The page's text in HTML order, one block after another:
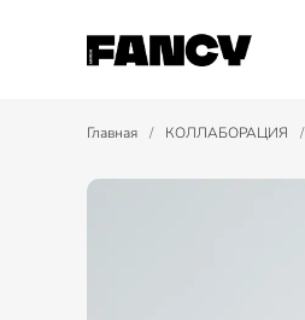
Главная / КОЛЛАБОРАЦИЯ /